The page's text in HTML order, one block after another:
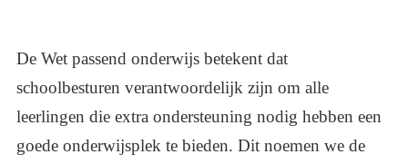
De Wet passend onderwijs betekent dat
schoolbesturen verantwoordelijk zijn om alle
leerlingen die extra ondersteuning nodig hebben een
goede onderwijsplek te bieden. Dit noemen we de